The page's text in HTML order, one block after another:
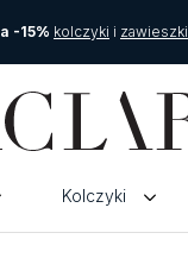
-15% kolczyki i zawieszki
Kolczyki